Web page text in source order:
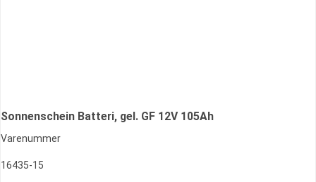
Sonnenschein Batteri, gel. GF 12V 105Ah
Varenummer
16435-15